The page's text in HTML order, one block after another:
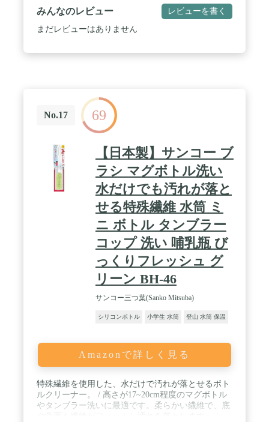
冷効力とは、室温20度±2度において、製品に冷水を
せん下端まで満たし、縦置きにした状態で水温が4
度±1度のときから6時間放置した場合におけるその
みんなのレビュー レビューを書く
まだレビューはありません
No.17 69
【日本製】サンコー ブ
ラシ マグボトル洗い
水だけでも汚れが落と
せる特殊繊維 水筒 ミ
ニ ボトル タンブラー
コップ 洗い 哺乳瓶 び
っくりフレッシュ グ
リーン BH-46
サンコー三つ葉(Sanko Mitsuba)
シリコンボトル 小学生 水筒 登山 水筒 保温
Amazonで詳しく見る
特殊繊維を使用した、水だけで汚れが落とせるボト
ルクリーナー。 / 高さが17~20cm程度のマグボトル
やタンブラー洗いに最適です。柔らかい繊維で、底